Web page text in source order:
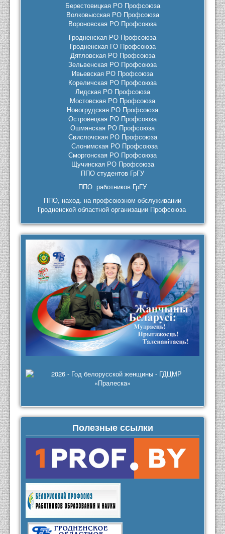
Берестовицкая РО Профсоюза
Волковысская РО Профсоюза
Вороновская РО Профсоюза
Гродненская РО Профсоюза
Гродненская ГО Профсоюза
Дятловская РО Профсоюза
Зельвенская РО Профсоюза
Ивьевская РО Профсоюза
Кореличская РО Профсоюза
Лидская РО Профсоюза
Мостовская РО Профсоюза
Новогрудская РО Профсоюза
Островецкая РО Профсоюза
Ошмянская РО Профсоюза
Свислочская РО Профсоюза
Слонимская РО Профсоюза
Сморгонская РО Профсоюза
Щучинская РО Профсоюза
ППО студентов ГрГУ
ППО работников ГрГУ
ППО, наход. на профсоюзном обслуживании
Гродненской областной организации Профсоюза
Полезные ссылки